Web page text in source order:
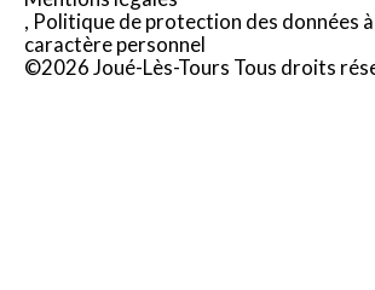
Politique de protection des données à
caractère personnel
©2026 Joué-Lès-Tours Tous droits